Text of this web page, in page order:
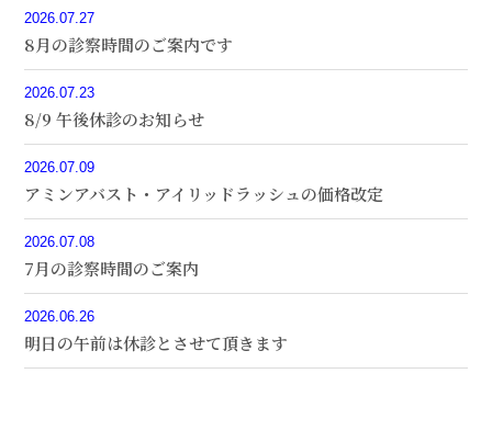
2026.07.27
8月の診察時間のご案内です
2026.07.23
8/9 午後休診のお知らせ
2026.07.09
アミンアバスト・アイリッドラッシュの価格改定
2026.07.08
7月の診察時間のご案内
2026.06.26
明日の午前は休診とさせて頂きます